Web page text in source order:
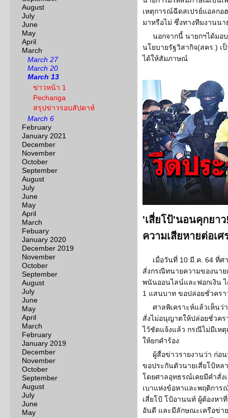
August
July
June
May
April
March
March 27
March 20
March 13
ข่าวหน้า 1
Pechanga
สรุปข่าวรอบสัปดาห์
March 6
February
January 2021
December
November
October
September
August
July
June
May
April
March
Febuary
January 2020
December 2019
November
October
September
August
July
June
May
April
March
February
January 2019
December
November
October
September
August
July
June
May
เหตุการณ์ฉีดสเปรย์แอลกอ
มาหรือไม่ ซึ่งทางทีมงานนา
นอกจากนี้ นายกฯได้มอ
นโยบายรัฐวิสากิจ(สคร.) เ
ได้ให้สัมภาษณ์
'เสี่ยโป้'นอนคุกยา
ความเสียหายต่อเ
เมื่อวันที่ 10 มี.ค. 64 ที่
สั่งกรณีทนายความของนาย
พนันออนไลน์และฟอกเงิน
1 แสนบาท ขอปล่อยชั่วครา
ศาลพิเคราะห์แล้วเห็น
สั่งไม่อนุญาตให้ปล่อยชั่วคร
ไว้ชัดแจ้งแล้ว กรณีไม่มีเห
ให้ยกคำร้อง
ผู้สื่อข่าวรายงานว่า ก่อ
ขอประกันตัวนายเสี่ยโป้หล
โดยศาลอุทธรณ์เคยมีคำสั่ง
เบาแห่งข้อหาและพฤติการ
เสี่ยโป้ โป้อานนท์ ผู้ต้องห
อันดี และมีลักษณะเครือข่า